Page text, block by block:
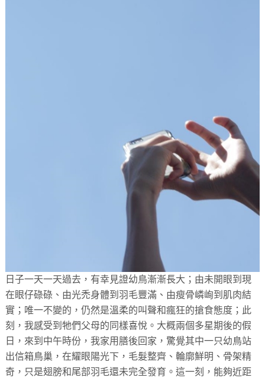
日子一天一天過去，有幸見證幼鳥漸漸長大；由未開眼到現
在眼仔碌碌、由光禿身體到羽毛豐滿、由瘦骨嶙峋到肌肉結
實；唯一不變的，仍然是溫柔的叫聲和瘋狂的搶食態度；此
刻，我感受到牠們父母的同樣喜悅。大概兩個多星期後的假
日，來到中午時份，我家用膳後回家，驚覺其中一只幼鳥站
出信箱鳥巢，在耀眼陽光下，毛髮整齊、輪廓鮮明、骨架精
奇，只是翅膀和尾部羽毛還未完全發育。這一刻，能夠近距